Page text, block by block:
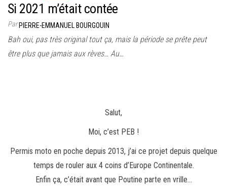
Si 2021 m’était contée
ParPIERRE-EMMANUEL BOURGOUIN
Bah oui, pas très original tout ça, mais la période se prête peut
être plus que jamais aux rèves… Au…
Salut,
Moi, c’est PEB !
Permis moto en poche depuis 2013, j’ai ce projet depuis quelque
temps de rouler aux 4 coins d’Europe Continentale.
Enfin ça, c’était avant que Poutine parte en vrille…